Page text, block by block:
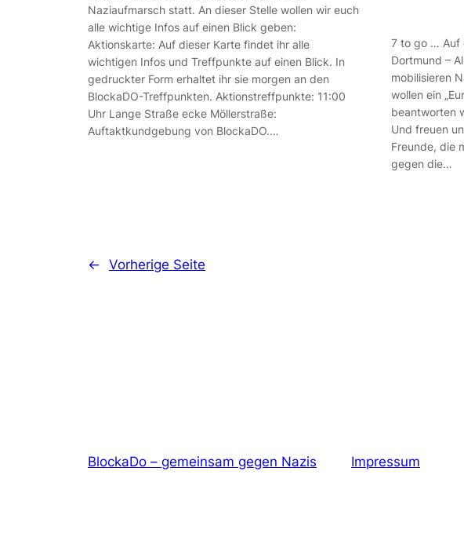
Naziaufmarsch statt. An dieser Stelle wollen wir euch
alle wichtige Infos auf einen Blick geben:
Aktionskarte: Auf dieser Karte findet ihr alle
wichtigen Infos und Treffpunkte auf einen Blick. In
gedruckter Form erhaltet ihr sie morgen an den
BlockaDO-Treffpunkten. Aktionstreffpunkte: 11:00
Uhr Lange Straße ecke Möllerstraße:
Auftaktkundgebung von BlockaDO.…
7 to go … Auf
Dortmund –
mobilisieren
wollen ein
beantworten
Und freuen
Freunde, die
gegen die…
← Vorherige Seite
BlockaDo – gemeinsam gegen Nazis Impressum